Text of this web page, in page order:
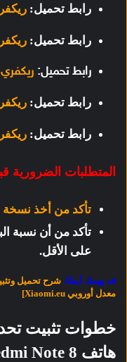
رابط تحميل:
رابط تحميل:
رابط تحميل:
رابط تحميل:
رابط تحميل:
المتطلبات الضرورية
تأكد من أخذ نسخة
على الأقل.
قد يهمك أيضًا:
معدل أوروبي Xiaomi.eu]
هاتف Redmi Note 8